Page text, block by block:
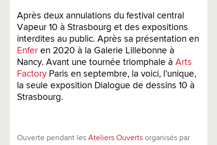
Après deux annulations du festival central
Vapeur 10 à Strasbourg et des expositions
interdites au public. Après sa présentation en
Enfer en 2020 à la Galerie Lillebonne à
Nancy. Avant une tournée triomphale à Arts
Factory Paris en septembre, la voici, l’unique,
la seule exposition Dialogue de dessins 10 à
Strasbourg.
Ouverte pendant les Ateliers Ouverts organisés par